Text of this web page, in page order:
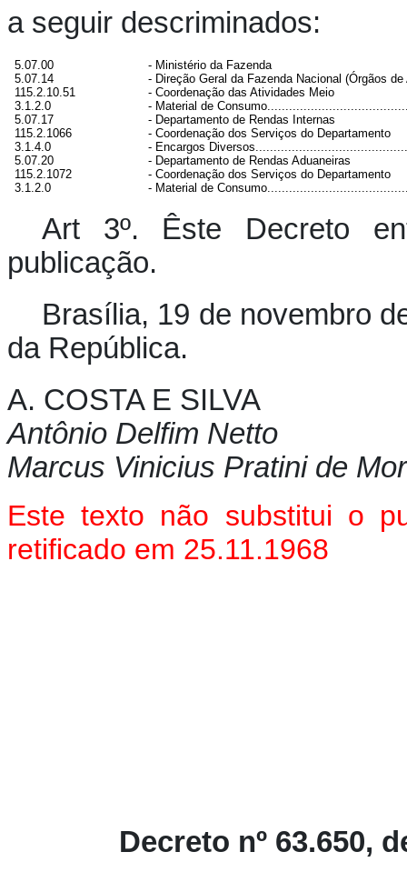
a seguir descriminados:
5.07.00
- Ministério da Fazenda
5.07.14
- Direção Geral da Fazenda Nacional (Órgãos
115.2.10.51
- Coordenação das Atividades Meio
3.1.2.0
- Material de
5.07.17
- Departamento de Rendas Internas
115.2.1066
- Coordenação dos Serviços do Departamento
3.1.4.0
- Encargos
5.07.20
- Departamento de Rendas Aduaneiras
115.2.1072
- Coordenação dos Serviços do Departamento
3.1.2.0
- Material de
Art 3º. Êste Decreto
publicação.
Brasília, 19 de novembro
da República.
A. COSTA E SILVA
Antônio Delfim Netto
Marcus Vinicius Pratini de
Este texto não substitui o
retificado em 25.11.1968
Decreto nº 63.650,